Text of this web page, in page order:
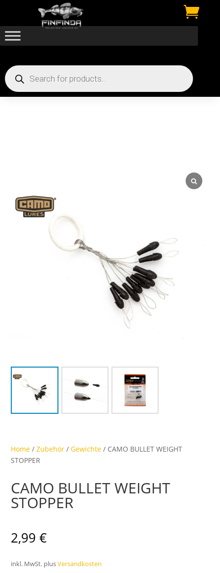

Products
search
Home /Zubehör /Gewichte / CAMO BULLET WEIGHT
STOPPER
CAMO BULLET WEIGHT
STOPPER
2,99€
inkl. MwSt. plusVersandkosten